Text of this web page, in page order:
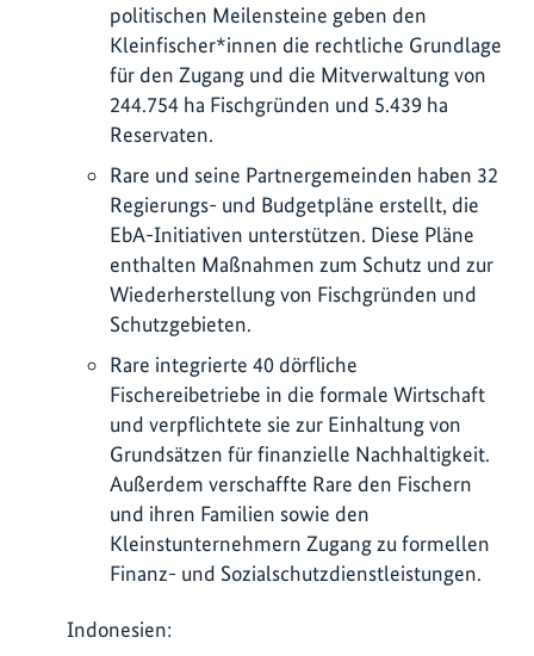
politischen Meilensteine geben den
Kleinfischer*innen die rechtliche Grundlage
für den Zugang und die Mitverwaltung von
244.754 ha Fischgründen und 5.439 ha
Reservaten.
Rare und seine Partnergemeinden haben 32
Regierungs- und Budgetpläne erstellt, die
EbA-Initiativen unterstützen. Diese Pläne
enthalten Maßnahmen zum Schutz und zur
Wiederherstellung von Fischgründen und
Schutzgebieten.
Rare integrierte 40 dörfliche
Fischereibetriebe in die formale Wirtschaft
und verpflichtete sie zur Einhaltung von
Grundsätzen für finanzielle Nachhaltigkeit.
Außerdem verschaffte Rare den Fischern
und ihren Familien sowie den
Kleinstunternehmern Zugang zu formellen
Finanz- und Sozialschutzdienstleistungen.
Indonesien: